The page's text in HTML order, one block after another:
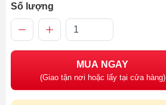
Số lượng
MUA NGAY
(Giao tận nơi hoặc lấy tại cửa hàng)